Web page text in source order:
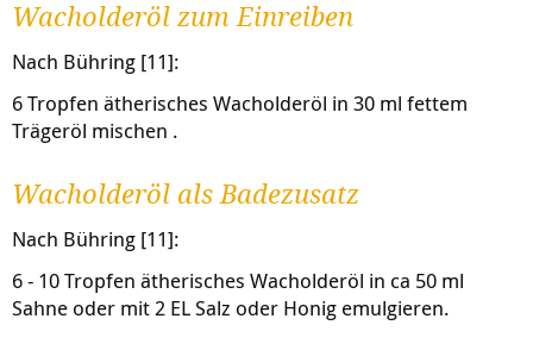
Wacholderöl zum Einreiben
Nach Bühring [11]:
6 Tropfen ätherisches Wacholderöl in 30 ml fettem
Trägeröl mischen .
Wacholderöl als Badezusatz
Nach Bühring [11]:
6 - 10 Tropfen ätherisches Wacholderöl in ca 50 ml
Sahne oder mit 2 EL Salz oder Honig emulgieren.